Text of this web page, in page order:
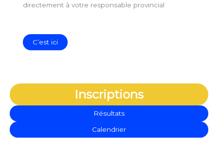
directement à votre responsable provincial
C’est ici
Inscriptions
Résultats
Calendrier